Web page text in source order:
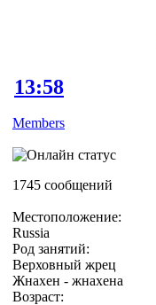
13:58
Members
1745 сообщений
Местоположение:
Russia
Род занятий:
Верховный жрец
Жнахен - жнахена
Возраст: